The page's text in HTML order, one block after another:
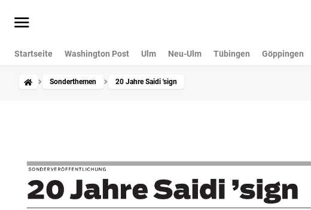
Startseite Washington Post Ulm Neu-Ulm Tübingen Göppingen
Sonderthemen 20 Jahre Saidi 'sign